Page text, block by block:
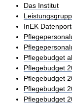
Das Institut
InEK
Pflegebudget
Pflegebudget
Pflegebudget
Pflegebudget
Pflegebudget